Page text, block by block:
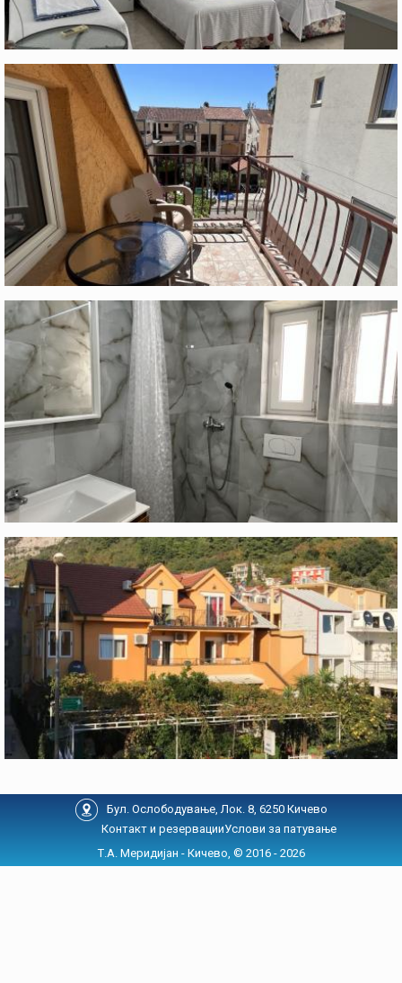
Бул. Ослободување, Лок. 8, 6250 Кичево
Контакт и резервацииУслови за патување
Т.А. Меридијан - Кичево, © 2016 - 2026